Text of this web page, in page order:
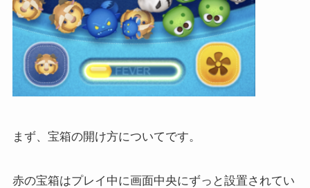
まず、宝箱の開け方についてです。
赤の宝箱はプレイ中に画面中央にずっと設置されてい